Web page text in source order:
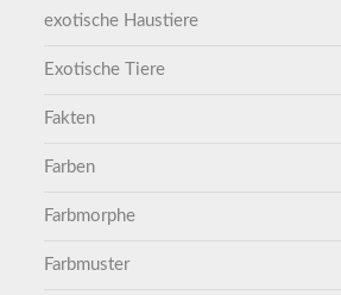
exotische Haustiere
Exotische Tiere
Fakten
Farben
Farbmorphe
Farbmuster